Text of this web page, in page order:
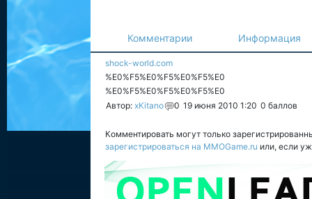
Комментарии Информация
shock-world.com
%E0%F5%E0%F5%E0%F5%E0
%E0%F5%E0%F5%E0%F5%E0
Автор: xKitano 0 19 июня 2010 1:20 0 баллов
Комментировать могут только
зарегистрироваться на MMOGame.ru или, если